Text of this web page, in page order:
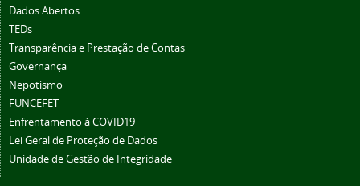
Dados Abertos
TEDs
Transparência e Prestação de Contas
Governança
Nepotismo
FUNCEFET
Enfrentamento à COVID19
Lei Geral de Proteção de Dados
Unidade de Gestão de Integridade